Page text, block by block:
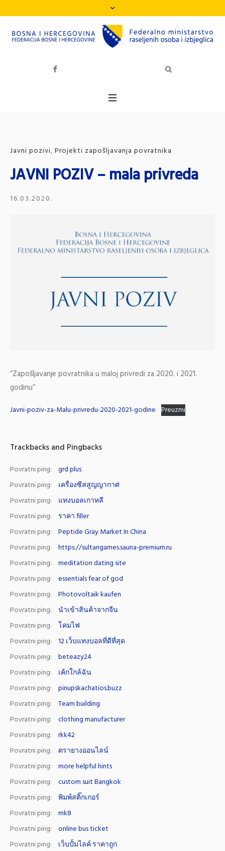
Javni pozivi, Projekti zapošljavanja povratnika
JAVNI POZIV – mala privreda
16.03.2020.
“Zapošljavanje povratnika u maloj privredi za 2020. i 2021.
godinu“
Javni-poziv-za-Malu-privredu-2020-2021-godine Preuzmi
Trackbacks and Pingbacks
Povratni ping:
grd plus
Povratni ping:
เครื่องซีสสูญญากาศ
Povratni ping:
แทงบอลเกาหลี
Povratni ping:
ราคา filler
Povratni ping:
Peptide Gray Market In China
Povratni ping:
https://sultangames.sauna-premium.ru
Povratni ping:
meditation dating site
Povratni ping:
essentials fear of god
Povratni ping:
Photovoltaik kaufen
Povratni ping:
นำเข้าสินค้าจากจีน
Povratni ping:
โคมไฟ
Povratni ping:
12 เว็บแทงบอลที่ดีที่สุด
Povratni ping:
beteazy24
Povratni ping:
เค้กใกล้ฉัน
Povratni ping:
pinupskachatios.buzz
Povratni ping:
Team building
Povratni ping:
clothing manufacturer
Povratni ping:
rkk42
Povratni ping:
ตรายางออนไลน์
Povratni ping:
more helpful hints
Povratni ping:
custom suit Bangkok
Povratni ping:
พิมพ์สติ๊กเกอร์
Povratni ping:
mk8
Povratni ping:
online bus ticket
Povratni ping:
เว็บปั้มไลค์ ราคาถูก